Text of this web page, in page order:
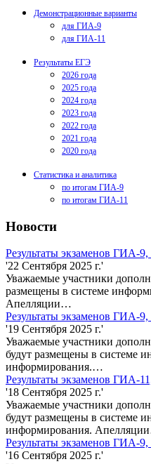
Демонстрационные варианты
для ГИА-9
для ГИА-11
Результаты ЕГЭ
2026 года
2025 года
2024 года
2023 года
2022 года
2021 года
2020 года
Статистика и аналитика
по итогам ГИА-9
по итогам ГИА-11
Новости
Результаты экзаменов ГИА-
'22 Сентября 2025 г.'
Уважаемые участники
размещены в системе
Апелляции…
Результаты экзаменов ГИА-
'19 Сентября 2025 г.'
Уважаемые участники
будут размещены в системе
информирования.…
Результаты экзаменов ГИА-
'18 Сентября 2025 г.'
Уважаемые участники
будут размещены в системе
информирования.
Результаты экзаменов ГИА-
'16 Сентября 2025 г.'